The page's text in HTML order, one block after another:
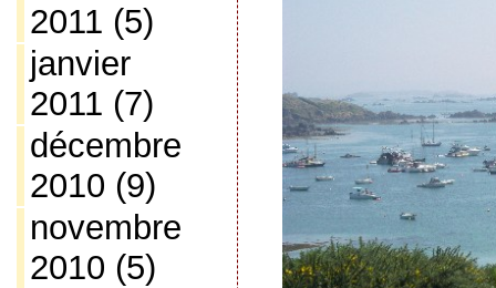
2011 (5)
janvier
2011 (7)
décembre
2010 (9)
novembre
2010 (5)